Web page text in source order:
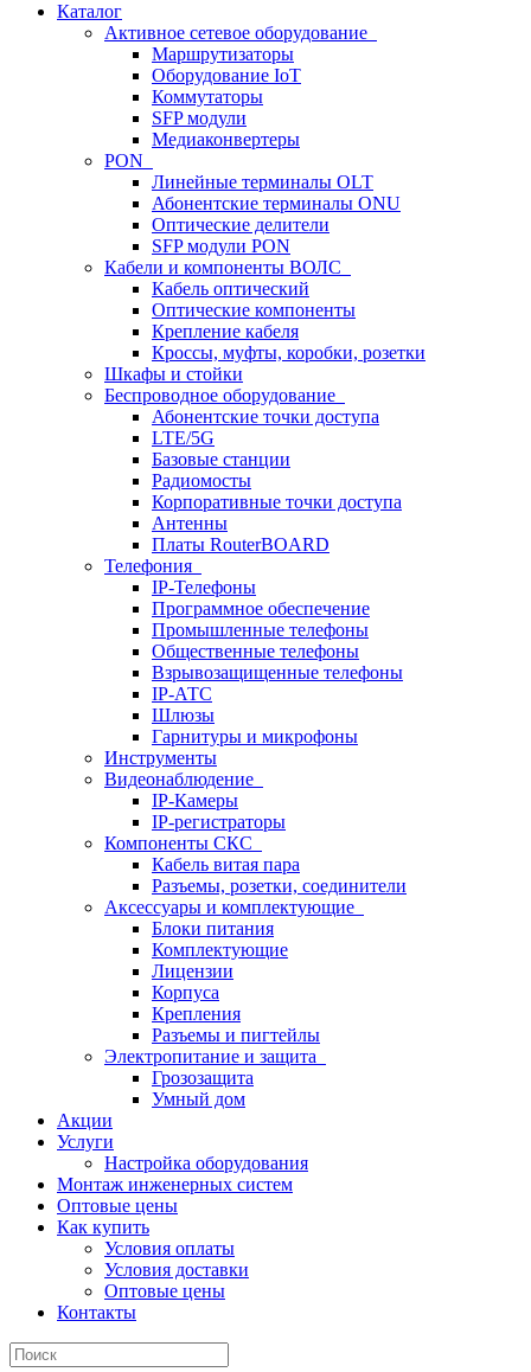
Каталог
Активное сетевое оборудование
Маршрутизаторы
Оборудование IoT
Коммутаторы
SFP модули
Медиаконвертеры
PON
Линейные терминалы OLT
Абонентские терминалы ONU
Оптические делители
SFP модули PON
Кабели и компоненты ВОЛС
Кабель оптический
Оптические компоненты
Крепление кабеля
Кроссы, муфты, коробки, розетки
Шкафы и стойки
Беспроводное оборудование
Абонентские точки доступа
LTE/5G
Базовые станции
Радиомосты
Корпоративные точки доступа
Антенны
Платы RouterBOARD
Телефония
IP-Телефоны
Программное обеспечение
Промышленные телефоны
Общественные телефоны
Взрывозащищенные телефоны
IP-АТС
Шлюзы
Гарнитуры и микрофоны
Инструменты
Видеонаблюдение
IP-Камеры
IP-регистраторы
Компоненты СКС
Кабель витая пара
Разъемы, розетки, соединители
Аксессуары и комплектующие
Блоки питания
Комплектующие
Лицензии
Корпуса
Крепления
Разъемы и пигтейлы
Электропитание и защита
Грозозащита
Умный дом
Акции
Услуги
Настройка оборудования
Монтаж инженерных систем
Оптовые цены
Как купить
Условия оплаты
Условия доставки
Оптовые цены
Контакты